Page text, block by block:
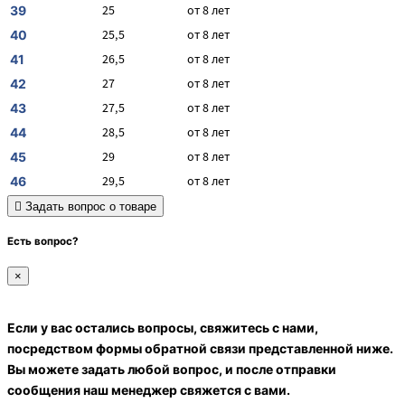
39 25 от 8 лет
40 25,5 от 8 лет
41 26,5 от 8 лет
42 27 от 8 лет
43 27,5 от 8 лет
44 28,5 от 8 лет
45 29 от 8 лет
46 29,5 от 8 лет
Задать вопрос о товаре
Есть вопрос?
×
Если у вас остались вопросы, свяжитесь с нами,
посредством формы обратной связи представленной ниже.
Вы можете задать любой вопрос, и после отправки
сообщения наш менеджер свяжется с вами.